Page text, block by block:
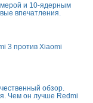
и 10-ядерным
впечатления.
3 против Xiaomi
обзор.
Чем он лучше Redmi